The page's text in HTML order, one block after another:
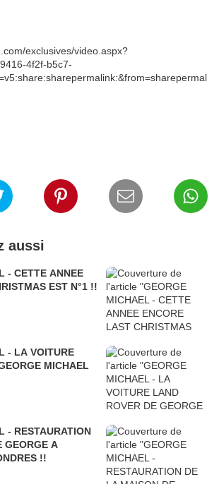
exclusives/video.aspx?
4f2f-b5c7-
aussi
- CETTE ANNEE
EST N°1 !!
- LA VOITURE
MICHAEL
- RESTAURATION
GEORGE A
!!